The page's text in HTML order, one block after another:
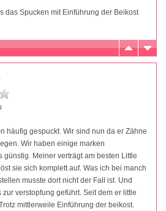
das Spucken mit Einführung der Beikost
häufig gespuckt. Wir sind nun da er Zähne
Wir haben einige marken
günstig. Meiner verträgt am besten Little
sie sich komplett auf. Was ich bei manch
musste dort nicht der Fall ist. Und
verstopfung geführt. Seit dem er little
mittlerweile Einführung der beikost.